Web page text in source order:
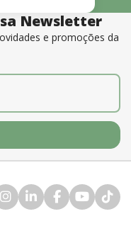
Newsletter
e promoções da